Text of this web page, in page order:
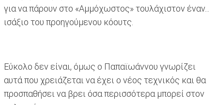
για να πάρουν στο «Αμμόχωστος» τουλάχιστον έναν...
ισάξιο του προηγούμενου κόουτς.
Εύκολο δεν είναι, όμως ο Παπαϊωάννου γνωρίζει
αυτά που χρειάζεται να έχει ο νέος τεχνικός και θα
προσπαθήσει να βρει όσα περισσότερα μπορεί στον